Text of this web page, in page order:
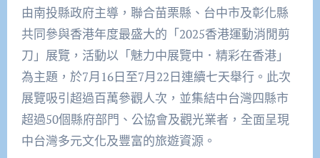
由南投縣政府主導，聯合苗栗縣、台中市及彰化縣
共同參與香港年度最盛大的「2025香港運動消閒剪
刀」展覽，活動以「魅力中展覽中．精彩在香港」
為主題，於7月16日至7月22日連續七天舉行。此次
展覽吸引超過百萬參觀人次，並集結中台灣四縣市
超過50個縣府部門、公協會及觀光業者，全面呈現
中台灣多元文化及豐富的旅遊資源。